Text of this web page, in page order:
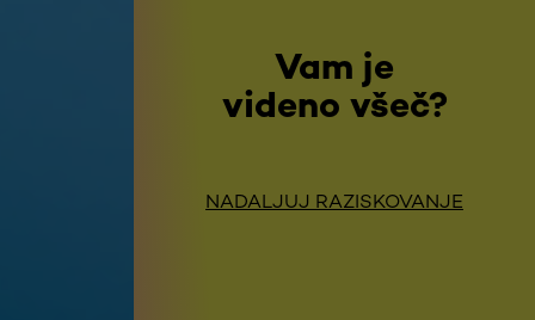
Vam je
videno všeč?
NADALJUJ RAZISKOVANJE